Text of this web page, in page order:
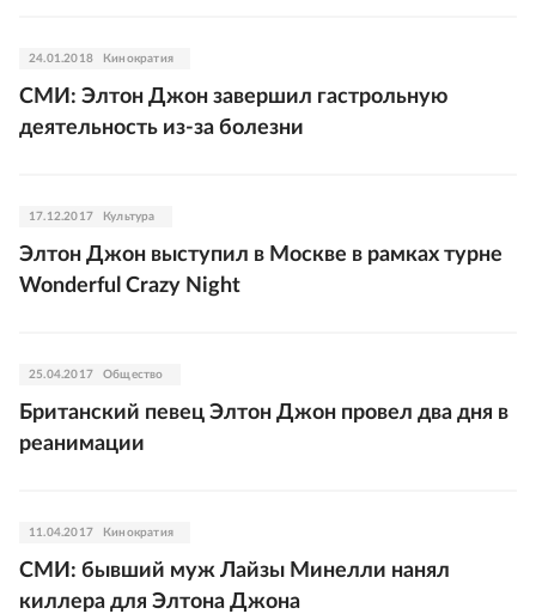
24.01.2018 Кинократия
СМИ: Элтон Джон завершил гастрольную
деятельность из-за болезни
17.12.2017 Культура
Элтон Джон выступил в Москве в рамках турне
Wonderful Crazy Night
25.04.2017 Общество
Британский певец Элтон Джон провел два дня в
реанимации
11.04.2017 Кинократия
СМИ: бывший муж Лайзы Минелли нанял
киллера для Элтона Джона